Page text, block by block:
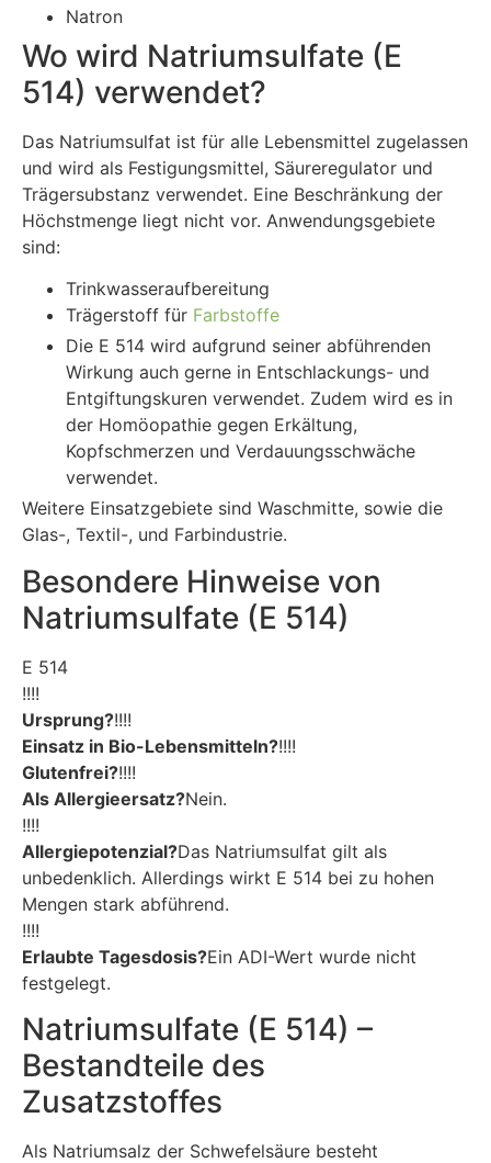
Natron
Wo wird Natriumsulfate (E
514) verwendet?
Das Natriumsulfat ist für alle Lebensmittel zugelassen
und wird als Festigungsmittel, Säureregulator und
Trägersubstanz verwendet. Eine Beschränkung der
Höchstmenge liegt nicht vor. Anwendungsgebiete
sind:
Trinkwasseraufbereitung
Trägerstoff für Farbstoffe
Die E 514 wird aufgrund seiner abführenden
Wirkung auch gerne in Entschlackungs- und
Entgiftungskuren verwendet. Zudem wird es in
der Homöopathie gegen Erkältung,
Kopfschmerzen und Verdauungsschwäche
verwendet.
Weitere Einsatzgebiete sind Waschmitte, sowie die
Glas-, Textil-, und Farbindustrie.
Besondere Hinweise von
Natriumsulfate (E 514)
E 514
!!!!
Ursprung?!!!!
Einsatz in Bio-Lebensmitteln?!!!!
Glutenfrei?!!!!
Als Allergieersatz?Nein.
!!!!
Allergiepotenzial?Das Natriumsulfat gilt als
unbedenklich. Allerdings wirkt E 514 bei zu hohen
Mengen stark abführend.
!!!!
Erlaubte Tagesdosis?Ein ADI-Wert wurde nicht
festgelegt.
Natriumsulfate (E 514) –
Bestandteile des
Zusatzstoffes
Als Natriumsalz der Schwefelsäure besteht